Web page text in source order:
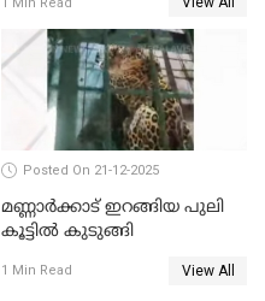
Posted On 21-12-2025
മണ്ണാർക്കാട് ഇറങ്ങിയ പുലി
കൂട്ടിൽ കുടുങ്ങി
1 Min Read View All